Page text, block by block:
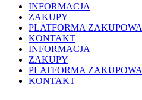
INFORMACJA
ZAKUPY
PLATFORMA ZAKUPOWA
KONTAKT
INFORMACJA
ZAKUPY
PLATFORMA ZAKUPOWA
KONTAKT